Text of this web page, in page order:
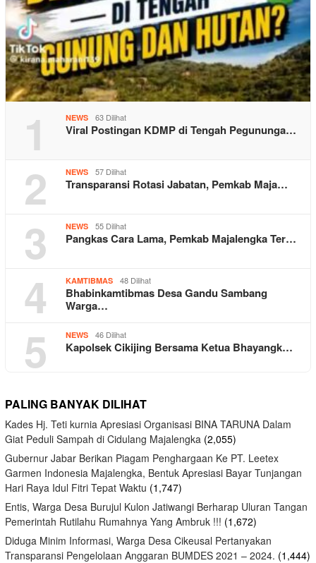
1 NEWS 63 Dilihat
Viral Postingan KDMP di Tengah Pegununga…
2 NEWS 57 Dilihat
Transparansi Rotasi Jabatan, Pemkab Maja…
3 NEWS 55 Dilihat
Pangkas Cara Lama, Pemkab Majalengka Ter…
4 KAMTIBMAS 48 Dilihat
Bhabinkamtibmas Desa Gandu Sambang
Warga…
5 NEWS 46 Dilihat
Kapolsek Cikijing Bersama Ketua Bhayangk…
PALING BANYAK DILIHAT
Kades Hj. Teti kurnia Apresiasi Organisasi BINA TARUNA Dalam
Giat Peduli Sampah di Cidulang Majalengka (2,055)
Gubernur Jabar Berikan Piagam Penghargaan Ke PT. Leetex
Garmen Indonesia Majalengka, Bentuk Apresiasi Bayar Tunjangan
Hari Raya Idul Fitri Tepat Waktu (1,747)
Entis, Warga Desa Burujul Kulon Jatiwangi Berharap Uluran Tangan
Pemerintah Rutilahu Rumahnya Yang Ambruk !!! (1,672)
Diduga Minim Informasi, Warga Desa Cikeusal Pertanyakan
Transparansi Pengelolaan Anggaran BUMDES 2021 – 2024. (1,444)